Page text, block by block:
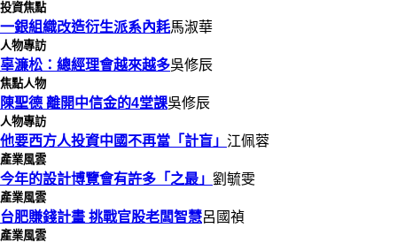
投資焦點
一銀組織改造衍生派系內耗馬淑華
人物專訪
辜濂松：總經理會越來越多吳修辰
焦點人物
陳聖德 離開中信金的4堂課吳修辰
人物專訪
他要西方人投資中國不再當「計盲」 江佩蓉
產業風雲
今年的設計博覽會有許多「之最」 劉毓雯
產業風雲
台肥賺錢計畫 挑戰官股老闆智慧呂國禎
產業風雲